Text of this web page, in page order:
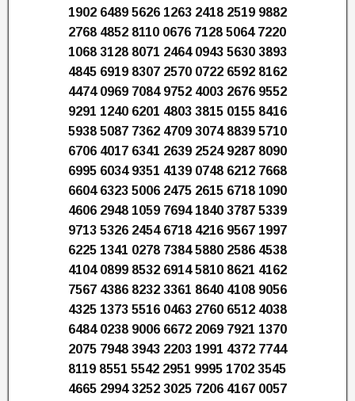
1902 6489 5626 1263 2418 2519 9882
2768 4852 8110 0676 7128 5064 7220
1068 3128 8071 2464 0943 5630 3893
4845 6919 8307 2570 0722 6592 8162
4474 0969 7084 9752 4003 2676 9552
9291 1240 6201 4803 3815 0155 8416
5938 5087 7362 4709 3074 8839 5710
6706 4017 6341 2639 2524 9287 8090
6995 6034 9351 4139 0748 6212 7668
6604 6323 5006 2475 2615 6718 1090
4606 2948 1059 7694 1840 3787 5339
9713 5326 2454 6718 4216 9567 1997
6225 1341 0278 7384 5880 2586 4538
4104 0899 8532 6914 5810 8621 4162
7567 4386 8232 3361 8640 4108 9056
4325 1373 5516 0463 2760 6512 4038
6484 0238 9006 6672 2069 7921 1370
2075 7948 3943 2203 1991 4372 7744
8119 8551 5542 2951 9995 1702 3545
4665 2994 3252 3025 7206 4167 0057